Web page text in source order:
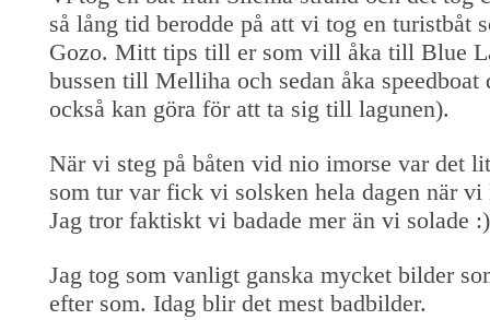
så lång tid berodde på att vi tog en turistbåt
Gozo. Mitt tips till er som vill åka till Blue
bussen till Melliha och sedan åka
också kan göra för att ta sig till lagunen).
När vi steg på båten vid nio imorse var det
som tur var fick vi solsken hela dagen när
Jag tror faktiskt vi badade mer än vi solade :)
Jag tog som vanligt ganska mycket bilder
efter som. Idag blir det mest badbilder.